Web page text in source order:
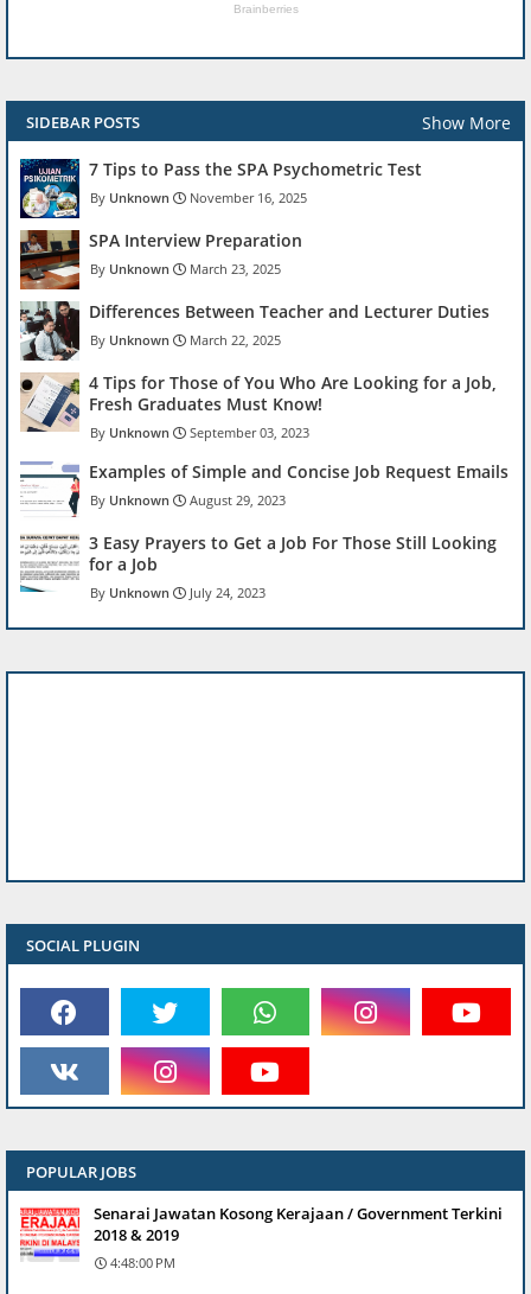
SIDEBAR POSTS Show More
7 Tips to Pass the SPA Psychometric Test
Unknown November 16, 2025
SPA Interview Preparation
Unknown March 23, 2025
Differences Between Teacher and Lecturer Duties
Unknown March 22, 2025
4 Tips for Those of You Who Are Looking for a Job,
Fresh Graduates Must Know!
Unknown September 03, 2023
Examples of Simple and Concise Job Request Emails
Unknown August 29, 2023
3 Easy Prayers to Get a Job For Those Still Looking
for a Job
Unknown July 24, 2023
SOCIAL PLUGIN
POPULAR JOBS
Senarai Jawatan Kosong Kerajaan / Government Terkini
2018 & 2019
4:48:00 PM